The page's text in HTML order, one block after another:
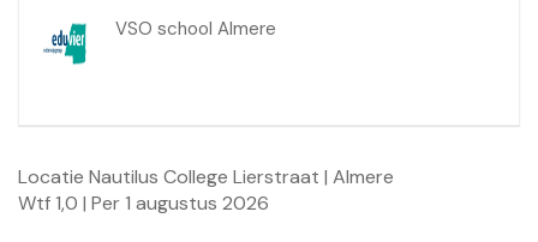
VSO school Almere
Locatie Nautilus College Lierstraat | Almere
Wtf 1,0 | Per 1 augustus 2026